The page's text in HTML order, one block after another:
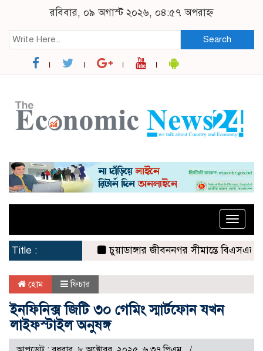
রবিবার, ০৯ অগাস্ট ২০২৬, ০৪:৫৭ অপরাহ্ন
Search
Toggle
Title :
চুয়াডাঙ্গার জীবননগর সীমান্তে বিএসএফের ৩
হোম ফিচার
ইনফিনিক্স জিটি ৩০ গেমিং স্মার্টফোন যখন
লাইফস্টাইল অনুষঙ্গ